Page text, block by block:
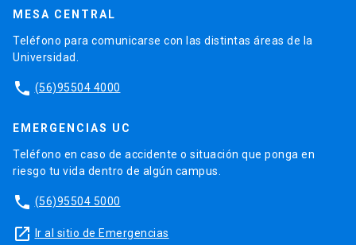
MESA CENTRAL
Teléfono para comunicarse con las distintas áreas de la
Universidad.
phone (56)95504 4000
EMERGENCIAS UC
Teléfono en caso de accidente o situación que ponga en
riesgo tu vida dentro de algún campus.
phone (56)95504 5000
launch Ir al sitio de Emergencias